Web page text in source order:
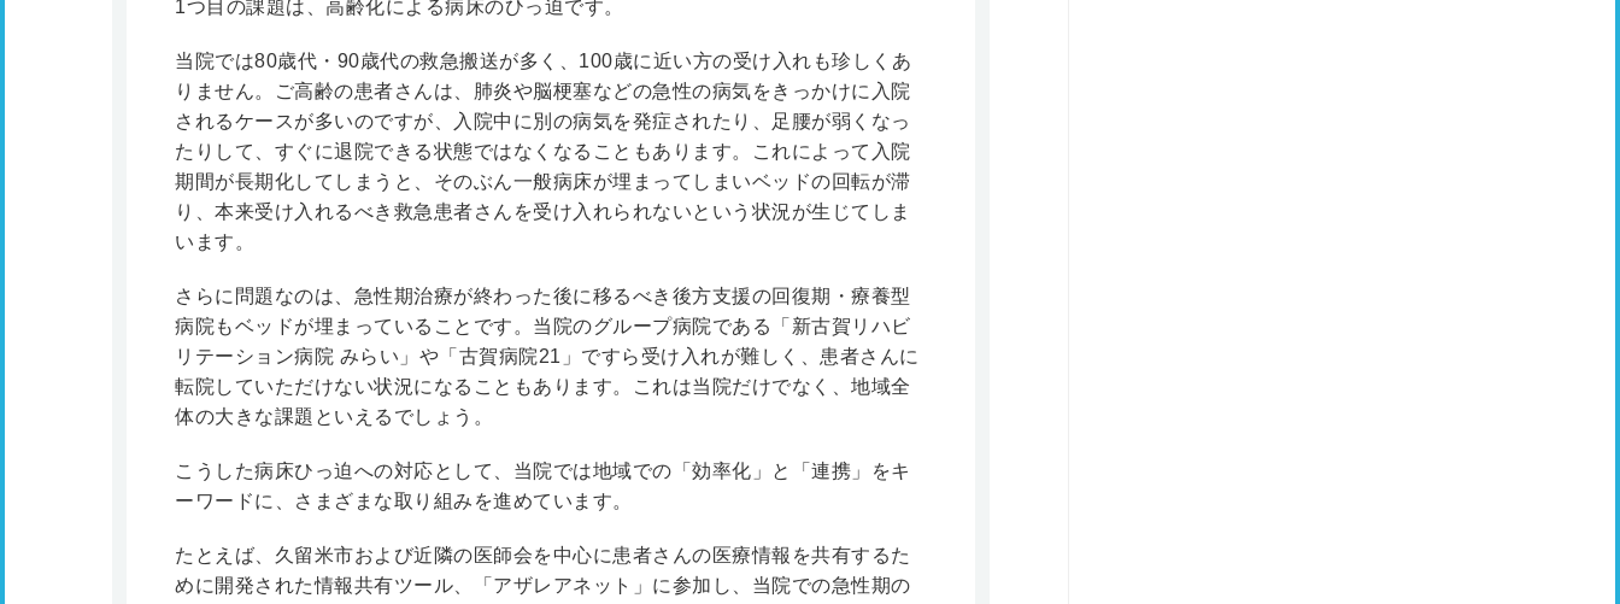
1つ目の課題は、高齢化による病床のひっ迫です。
当院では80歳代・90歳代の救急搬送が多く、100歳に近い方の受け入れも珍しくあ
りません。ご高齢の患者さんは、肺炎や脳梗塞などの急性の病気をきっかけに入院
されるケースが多いのですが、入院中に別の病気を発症されたり、足腰が弱くなっ
たりして、すぐに退院できる状態ではなくなることもあります。これによって入院
期間が長期化してしまうと、そのぶん一般病床が埋まってしまいベッドの回転が滞
り、本来受け入れるべき救急患者さんを受け入れられないという状況が生じてしま
います。
さらに問題なのは、急性期治療が終わった後に移るべき後方支援の回復期・療養型
病院もベッドが埋まっていることです。当院のグループ病院である「新古賀リハビ
リテーション病院 みらい」や「古賀病院21」ですら受け入れが難しく、患者さんに
転院していただけない状況になることもあります。これは当院だけでなく、地域全
体の大きな課題といえるでしょう。
こうした病床ひっ迫への対応として、当院では地域での「効率化」と「連携」をキ
ーワードに、さまざまな取り組みを進めています。
たとえば、久留米市および近隣の医師会を中心に患者さんの医療情報を共有するた
めに開発された情報共有ツール、「アザレアネット」に参加し、当院での急性期の